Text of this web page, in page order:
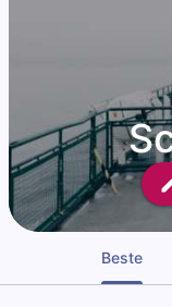
Beste